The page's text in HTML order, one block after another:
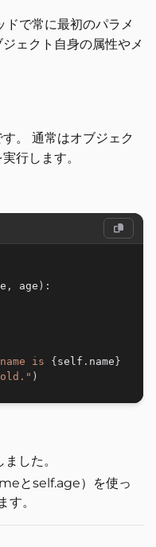
ドで常に最初のパラメ
ェクト自身の属性やメ
。 通常はオブジェク
行します。
, age ) :
is { self . name }
)
した。
とself.age）を使っ
す。